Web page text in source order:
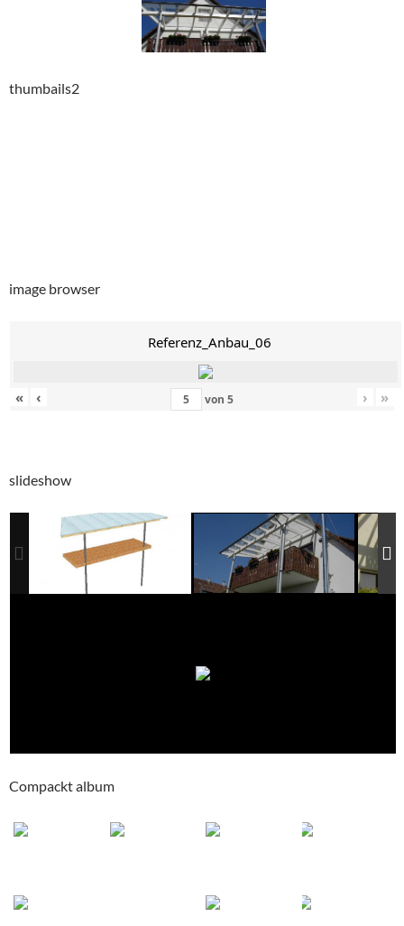
thumbails2
image browser
Referenz_Anbau_06
« ‹ von 5 › »
slideshow
Compackt album